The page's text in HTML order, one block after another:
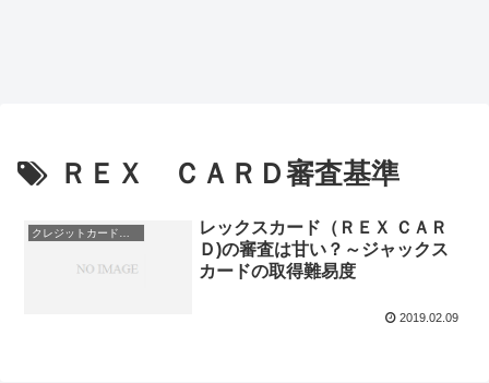
ＲＥＸ ＣＡＲＤ審査基準
レックスカード（ＲＥＸ ＣＡＲ
Ｄ)の審査は甘い？～ジャックス
カードの取得難易度
2019.02.09